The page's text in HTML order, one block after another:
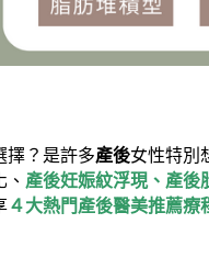
擇？是許多產後女性特別
產後妊娠紋浮現、產
４大熱門產後醫美推薦療